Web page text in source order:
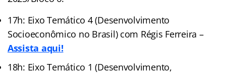
17h: Eixo Temático 4 (Desenvolvimento
Socioeconômico no Brasil) com Régis Ferreira –
Assista aqui!
18h: Eixo Temático 1 (Desenvolvimento,